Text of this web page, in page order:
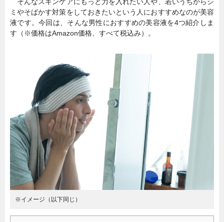
グルメ スキル
エンタメ
連載一覧
ミやそばかす対策をしておきたいという人におすすめなのが美容
液です。今回は、そんな男性におすすめの美容液を4つ紹介しま
す（※価格はAmazon価格、すべて税込み）。
※イメージ（以下同じ）